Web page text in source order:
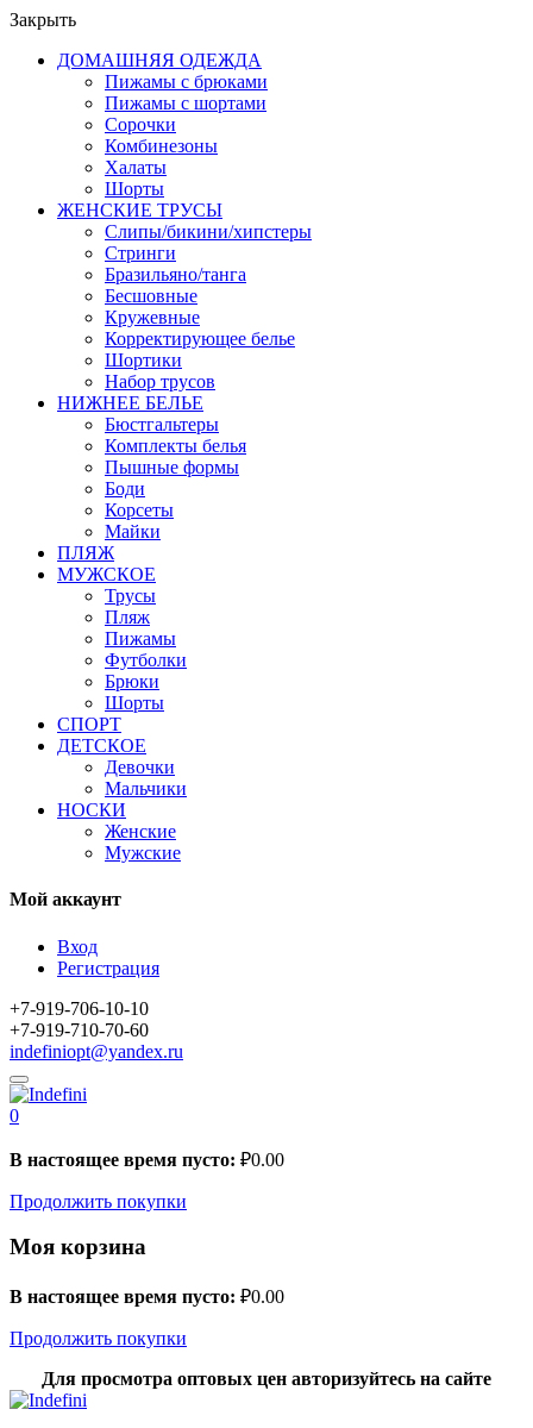
Закрыть
ДОМАШНЯЯ ОДЕЖДА
Пижамы с брюками
Пижамы с шортами
Сорочки
Комбинезоны
Халаты
Шорты
ЖЕНСКИЕ ТРУСЫ
Слипы/бикини/хипстеры
Стринги
Бразильяно/танга
Бесшовные
Кружевные
Корректирующее белье
Шортики
Набор трусов
НИЖНЕЕ БЕЛЬЕ
Бюстгальтеры
Комплекты белья
Пышные формы
Боди
Корсеты
Майки
ПЛЯЖ
МУЖСКОЕ
Трусы
Пляж
Пижамы
Футболки
Брюки
Шорты
СПОРТ
ДЕТСКОЕ
Девочки
Мальчики
НОСКИ
Женские
Мужские
Мой аккаунт
Вход
Регистрация
+7-919-706-10-10
+7-919-710-70-60
indefiniopt@yandex.ru
0
В настоящее время пусто: ₽0.00
Продолжить покупки
Моя корзина
В настоящее время пусто: ₽0.00
Продолжить покупки
Для просмотра оптовых цен авторизуйтесь на сайте